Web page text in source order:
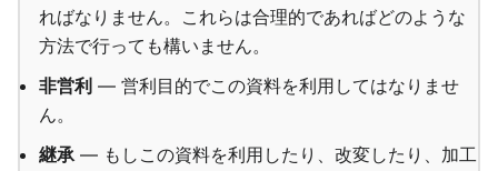
ればなりません。これらは合理的であればどのような
方法で行っても構いません。
非営利 — 営利目的でこの資料を利用してはなりませ
ん。
継承— もしこの資料を利用したり、改変したり、加工